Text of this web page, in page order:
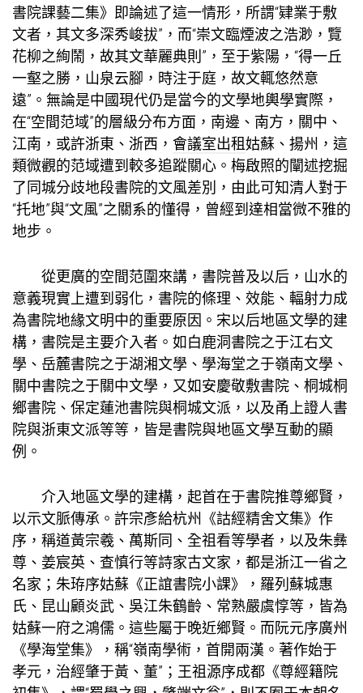
書院課藝二集》即論述了這一情形，所謂“肄業于敷
文者，其文多深秀峻拔”，而“崇文臨煙波之浩渺，覽
花柳之絢鬧，故其文華麗典則”，至于紫陽，“得一丘
一壑之勝，山泉云腳，時注于庭，故文輒悠然意
遠”。無論是中國現代仍是當今的文學地輿學實際，
在“空間范域”的層級分布方面，南邊、南方，關中、
江南，或許浙東、浙西， 會議室出租姑蘇、揚州，這
類微觀的范域遭到較多追蹤關心。梅啟照的闡述挖掘
了同城分歧地段書院的文風差別，由此可知清人對于
“托地”與“文風”之關系的懂得，曾經到達相當微不雅的
地步。
從更廣的空間范圍來講，書院普及以后，山水的
意義現實上遭到弱化，書院的條理、效能、輻射力成
為書院地緣文明中的重要原因。宋以后地區文學的建
構，書院是主要介入者。如白鹿洞書院之于江右文
學、岳麓書院之于湖湘文學、學海堂之于嶺南文學、
關中書院之于關中文學，又如安慶敬敷書院、桐城桐
鄉書院、保定蓮池書院與桐城文派，以及甬上證人書
院與浙東文派等等，皆是書院與地區文學互動的顯
例。
介入地區文學的建構，起首在于書院推尊鄉賢，
以示文脈傳承。許宗彥給杭州《詁經精舍文集》作
序，稱道黃宗羲、萬斯同、全祖看等學者，以及朱彝
尊、姜宸英、查慎行等詩家古文家，都是浙江一省之
名家；朱珔序姑蘇《正誼書院小課》，羅列蘇城惠
氏、昆山顧炎武、吳江朱鶴齡、常熟嚴虞惇等，皆為
姑蘇一府之鴻儒。這些屬于晚近鄉賢。而阮元序廣州
《學海堂集》，稱“嶺南學術，首開兩漢。著作始于
孝元，治經肇于黃、董”；王祖源序成都《尊經籍院